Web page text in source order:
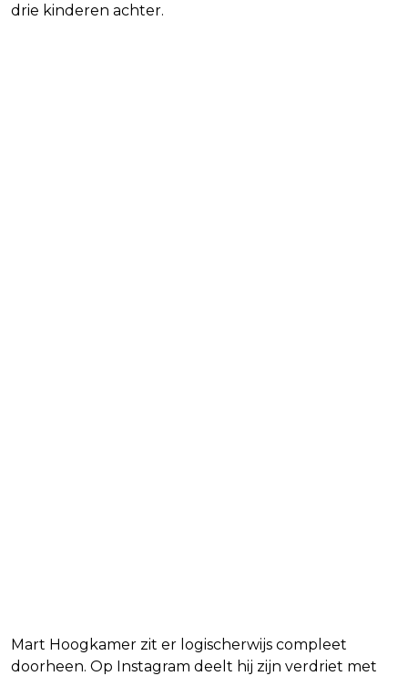
drie kinderen achter.
Mart Hoogkamer zit er logischerwijs compleet
doorheen. Op Instagram deelt hij zijn verdriet met